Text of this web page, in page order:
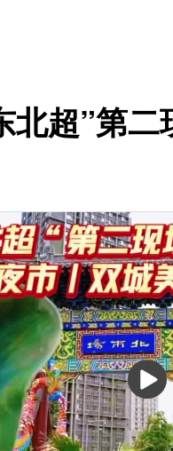
北超”第二
播
放